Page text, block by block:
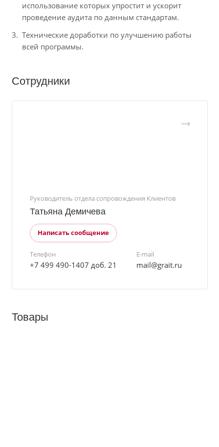
использование которых упростит и ускорит
проведение аудита по данным стандартам.
Технические доработки по улучшению работы
всей программы.
Сотрудники
Руководитель отдела сопровождения Клиентов
Татьяна Демичева
Написать сообщение
Телефон
+7 499 490-1407 доб. 21
E-mail
mail@grait.ru
Товары